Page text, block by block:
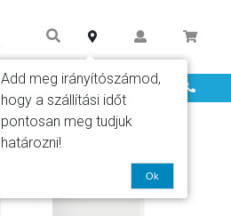
Info
Add meg irányítószámod,
hogy a szállítási időt
pontosan meg tudjuk
határozni!
Ok